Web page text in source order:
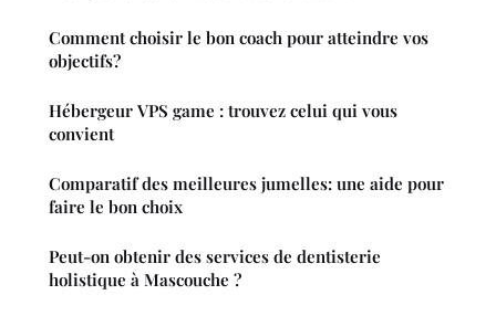
Comment choisir le bon coach pour atteindre vos
objectifs?
Hébergeur VPS game : trouvez celui qui vous
convient
Comparatif des meilleures jumelles: une aide pour
faire le bon choix
Peut-on obtenir des services de dentisterie
holistique à Mascouche ?